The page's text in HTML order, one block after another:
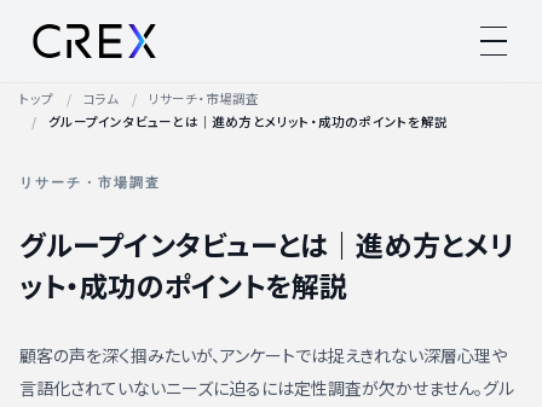
トップ コラム
リサーチ・市場調査
グループインタビューとは｜進め方とメリット・成功のポイントを解説
リサーチ・市場調査
グループインタビューとは｜進め方とメリ
ット・成功のポイントを解説
顧客の声を深く掴みたいが、アンケートでは捉えきれない深層心理や
言語化されていないニーズに迫るには定性調査が欠かせません。グル